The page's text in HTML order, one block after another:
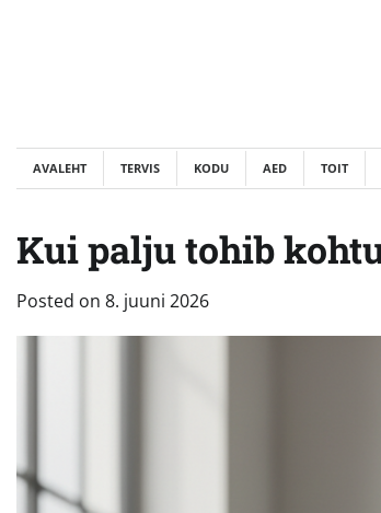
AVALEHT TERVIS KODU AED TOIT
Kui palju tohib
Posted on 8. juuni 2026